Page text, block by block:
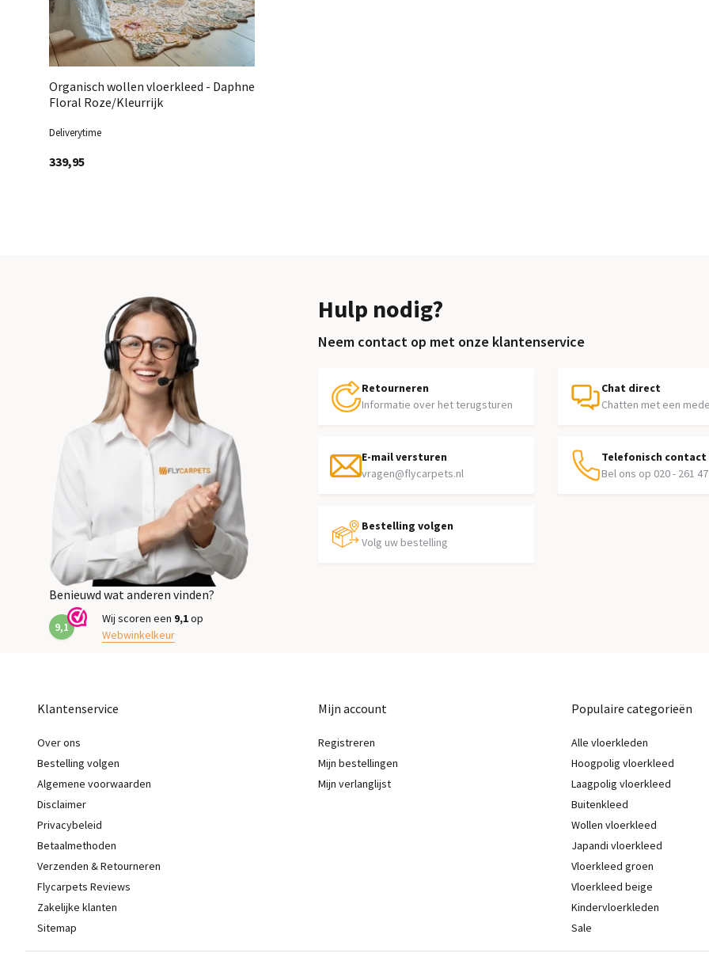
Organisch wollen vloerkleed - Daphne
Floral Roze/Kleurrijk
Deliverytime
339,95
Hulp nodig?
Neem contact op met onze klantenservice
Retourneren
Informatie over het terugsturen
Chat direct
Chatten met een
E-mail versturen
vragen@flycarpets.nl
Telefonisch contact
Bel ons op 020 - 261
Bestelling volgen
Volg uw bestelling
Benieuwd wat anderen vinden?
9,1
Wij scoren een 9,1op
Webwinkelkeur
Klantenservice
Over ons
Bestelling volgen
Algemene voorwaarden
Disclaimer
Privacybeleid
Betaalmethoden
Verzenden & Retourneren
Flycarpets Reviews
Zakelijke klanten
Sitemap
Mijn account
Registreren
Mijn bestellingen
Mijn verlanglijst
Populaire categorieën
Alle vloerkleden
Hoogpolig vloerkleed
Laagpolig vloerkleed
Buitenkleed
Wollen vloerkleed
Japandi vloerkleed
Vloerkleed groen
Vloerkleed beige
Kindervloerkleden
Sale